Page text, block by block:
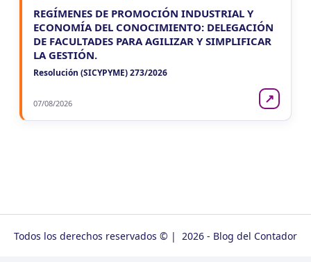
REGÍMENES DE PROMOCIÓN INDUSTRIAL Y
ECONOMÍA DEL CONOCIMIENTO: DELEGACIÓN
DE FACULTADES PARA AGILIZAR Y SIMPLIFICAR
LA GESTIÓN.
Resolución (SICYPYME) 273/2026
07/08/2026 ↗
Todos los derechos reservados © | 2026 - Blog del Contador